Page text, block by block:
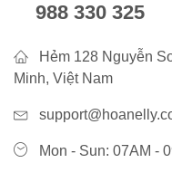
988 330 325
Hẻm 128 Nguyễn
Minh, Việt Nam
Mon - Sun: 07AM -